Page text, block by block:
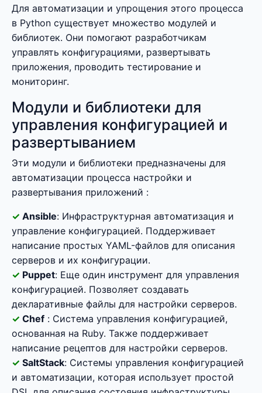
Для автоматизации и упрощения этого процесса
в Python существует множество модулей и
библиотек. Они помогают разработчикам
управлять конфигурациями, развертывать
приложения, проводить тестирование и
мониторинг.
Модули и библиотеки для
управления конфигурацией и
развертыванием
Эти модули и библиотеки предназначены для
автоматизации процесса настройки и
развертывания приложений :
Ansible: Инфраструктурная автоматизация и
управление конфигурацией. Поддерживает
написание простых YAML-файлов для описания
серверов и их конфигурации.
Puppet: Еще один инструмент для управления
конфигурацией. Позволяет создавать
декларативные файлы для настройки серверов.
Chef : Система управления конфигурацией,
основанная на Ruby. Также поддерживает
написание рецептов для настройки серверов.
SaltStack: Системы управления конфигурацией
и автоматизации, которая использует простой